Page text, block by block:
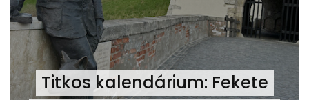
Titkos kalendárium: Fekete